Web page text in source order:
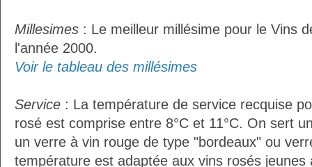
Millesimes : Le meilleur millésime pour le Vins
l'année 2000.
Voir le tableau des millésimes
Service : La température de service recquise
rosé est comprise entre 8°C et 11°C. On sert
un verre à vin rouge de type "bordeaux" ou
température est adaptée aux vins rosés jeunes